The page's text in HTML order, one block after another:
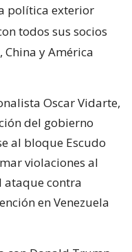
política exterior
todos sus socios
y América
Oscar Vidarte,
del gobierno
al bloque Escudo
violaciones al
ataque contra
en Venezuela